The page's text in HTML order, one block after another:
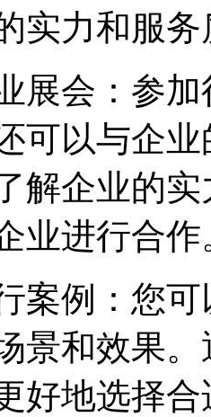
实力和服务
会：参加
可以与企
解企业的
业进行合作
例：您可
景和效果
好地选择